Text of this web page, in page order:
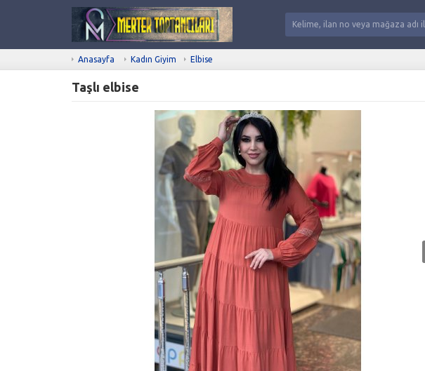
Anasayfa Kadın Giyim Elbise
Taşlı elbise